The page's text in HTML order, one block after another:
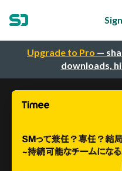
Upgrade to Pro —
downloads,